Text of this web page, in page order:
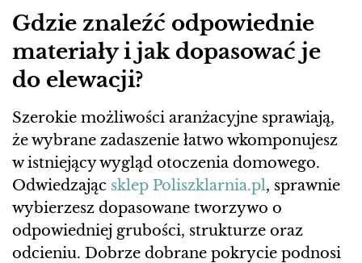
Gdzie znaleźć odpowiednie
materiały i jak dopasować je
do elewacji?
Szerokie możliwości aranżacyjne sprawiają,
że wybrane zadaszenie łatwo wkomponujesz
w istniejący wygląd otoczenia domowego.
Odwiedzając sklep Poliszklarnia.pl, sprawnie
wybierzesz dopasowane tworzywo o
odpowiedniej grubości, strukturze oraz
odcieniu. Dobrze dobrane pokrycie podnosi